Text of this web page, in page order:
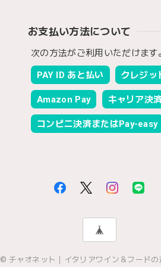
お支払い方法について
次の方法がご利用いただけます
PAY ID あと払い クレジッ
Amazon Pay キャリア決
コンビニ決済またはPay-easy
© チャオネット｜イタリアワイン＆フードの